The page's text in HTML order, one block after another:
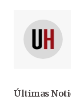
Últimas